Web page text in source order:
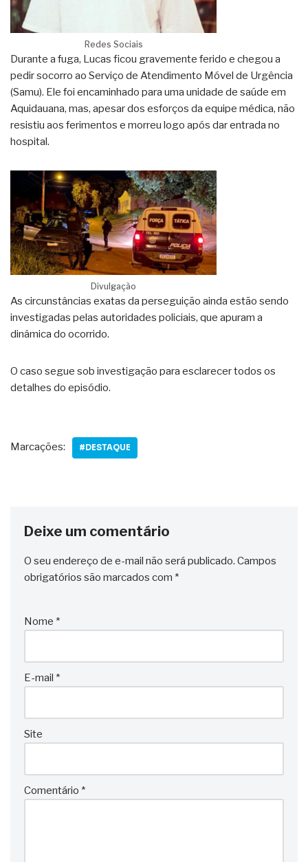
Redes Sociais
Durante a fuga, Lucas ficou gravemente ferido e chegou a
pedir socorro ao Serviço de Atendimento Móvel de Urgência
(Samu). Ele foi encaminhado para uma unidade de saúde em
Aquidauana, mas, apesar dos esforços da equipe médica, não
resistiu aos ferimentos e morreu logo após dar entrada no
hospital.
Divulgação
As circunstâncias exatas da perseguição ainda estão sendo
investigadas pelas autoridades policiais, que apuram a
dinâmica do ocorrido.
O caso segue sob investigação para esclarecer todos os
detalhes do episódio.
Marcações: #DESTAQUE
Deixe um comentário
O seu endereço de e-mail não será publicado. Campos
obrigatórios são marcados com *
Nome *
E-mail *
Site
Comentário *